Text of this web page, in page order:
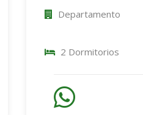
Departamento
2 Dormitorios